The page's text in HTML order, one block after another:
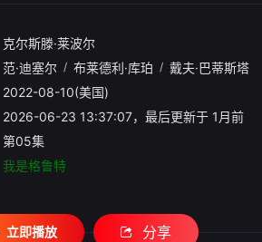
克尔斯滕·莱波尔
范·迪塞尔 / 布莱德利·库珀 / 戴夫·巴蒂斯塔
2022-08-10(美国)
2026-06-23 13:37:07，最后更新于 1月前
第05集
我是格鲁特
立即播放 分享